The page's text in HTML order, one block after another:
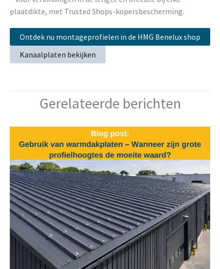
plaatdikte, met Trusted Shops-kopersbescherming.
Ontdek nu montageprofielen in de HMG Benelux shop
Kanaalplaten bekijken
Gerelateerde berichten